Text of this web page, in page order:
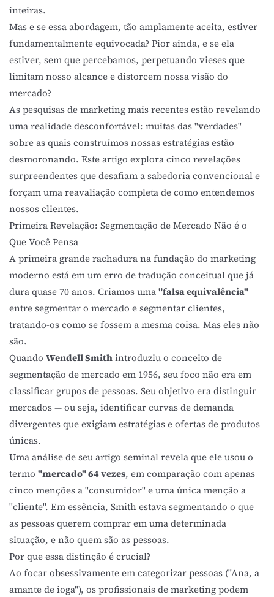
inteiras.
Mas e se essa abordagem, tão amplamente aceita, estiver
fundamentalmente equivocada? Pior ainda, e se ela
estiver, sem que percebamos, perpetuando vieses que
limitam nosso alcance e distorcem nossa visão do
mercado?
As pesquisas de marketing mais recentes estão revelando
uma realidade desconfortável: muitas das "verdades"
sobre as quais construímos nossas estratégias estão
desmoronando. Este artigo explora cinco revelações
surpreendentes que desafiam a sabedoria convencional e
forçam uma reavaliação completa de como entendemos
nossos clientes.
Primeira Revelação: Segmentação de Mercado Não é o
Que Você Pensa
A primeira grande rachadura na fundação do marketing
moderno está em um erro de tradução conceitual que já
dura quase 70 anos. Criamos uma"falsa equivalência"
entre segmentar o mercado e segmentar clientes,
tratando-os como se fossem a mesma coisa. Mas eles não
são.
Quando Wendell Smithintroduziu o conceito de
segmentação de mercado em 1956, seu foco não era em
classificar grupos de pessoas. Seu objetivo era distinguir
mercados — ou seja, identificar curvas de demanda
divergentes que exigiam estratégias e ofertas de produtos
únicas.
Uma análise de seu artigo seminal revela que ele usou o
termo "mercado" 64 vezes, em comparação com apenas
cinco menções a "consumidor" e uma única menção a
"cliente". Em essência, Smith estava segmentando o que
as pessoas querem comprar em uma determinada
situação, e não quem são as pessoas.
Por que essa distinção é crucial?
Ao focar obsessivamente em categorizar pessoas ("Ana, a
amante de ioga"), os profissionais de marketing podem